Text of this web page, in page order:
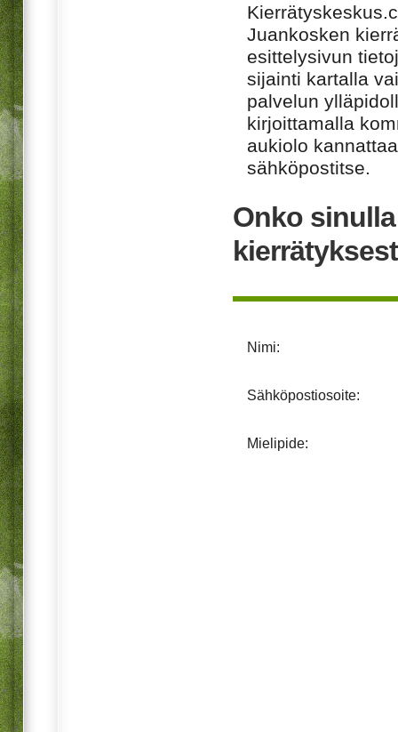
Juankosken
esittelysivun
sijainti kartalla
palvelun
kirjoittamalla
aukiolo
sähköpostitse.
Onko
Nimi:
Sähköpostiosoite:
Mielipide: